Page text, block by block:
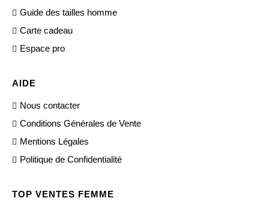
Guide des tailles homme
Carte cadeau
Espace pro
AIDE
Nous contacter
Conditions Générales de Vente
Mentions Légales
Politique de Confidentialité
TOP VENTES FEMME